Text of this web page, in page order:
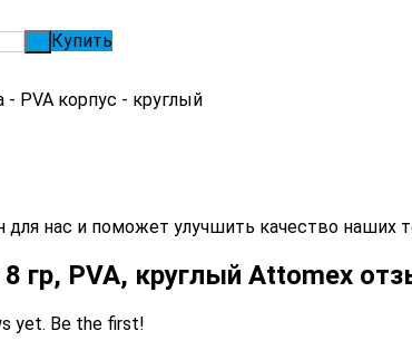
Купить
PVA корпус - круглый
нас и поможет улучшить качество наших
гр, PVA, круглый Attomex
yet. Be the first!